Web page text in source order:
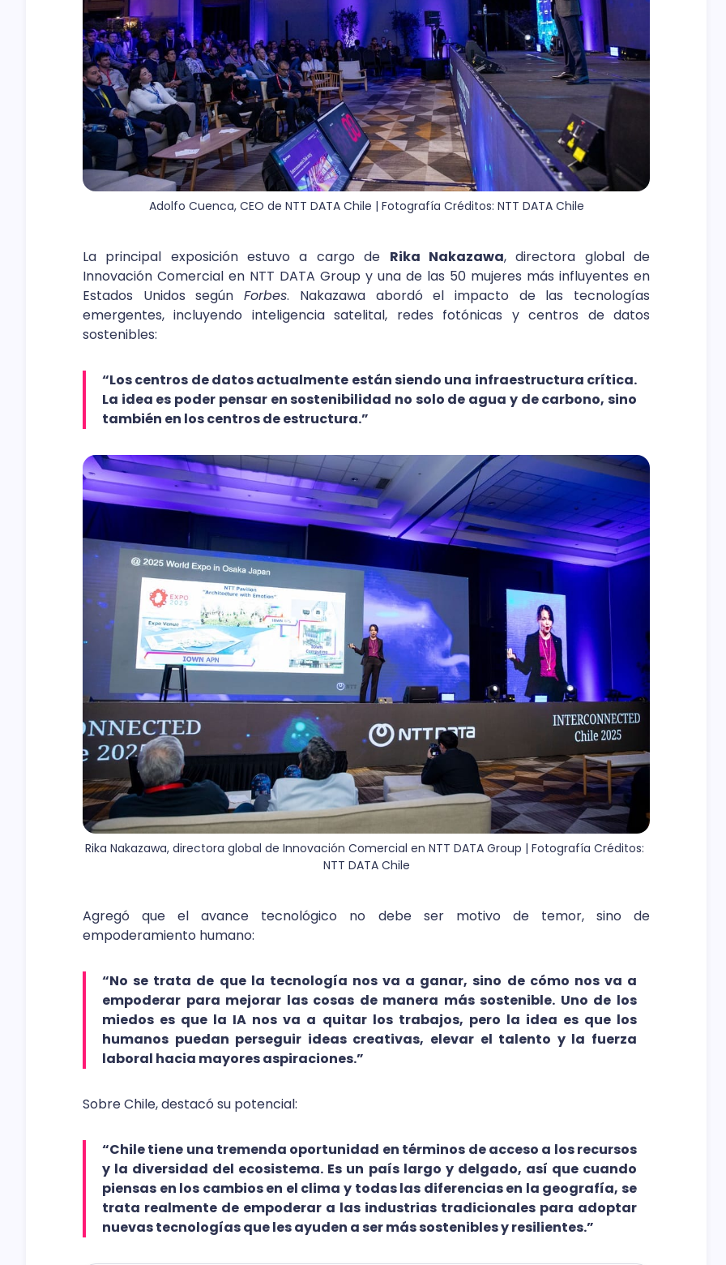
Adolfo Cuenca, CEO de NTT DATA Chile | Fotografía Créditos: NTT DATA Chile
La principal exposición estuvo a cargo de Rika Nakazawa, directora global de
Innovación Comercial en NTT DATA Group y una de las 50 mujeres más influyentes en
Estados Unidos segúnForbes. Nakazawa abordó el impacto de las tecnologías
emergentes, incluyendo inteligencia satelital, redes fotónicas y centros de datos
sostenibles:
“Los centros de datos actualmente están siendo una infraestructura crítica.
La idea es poder pensar en sostenibilidad no solo de agua y de carbono, sino
también en los centros de estructura.”
Rika Nakazawa, directora global de Innovación Comercial en NTT DATA Group | Fotografía Créditos:
NTT DATA Chile
Agregó que el avance tecnológico no debe ser motivo de temor, sino de
empoderamiento humano:
“No se trata de que la tecnología nos va a ganar, sino de cómo nos va a
empoderar para mejorar las cosas de manera más sostenible. Uno de los
miedos es que la IA nos va a quitar los trabajos, pero la idea es que los
humanos puedan perseguir ideas creativas, elevar el talento y la fuerza
laboral hacia mayores aspiraciones.”
Sobre Chile, destacó su potencial:
“Chile tiene una tremenda oportunidad en términos de acceso a los recursos
y la diversidad del ecosistema. Es un país largo y delgado, así que cuando
piensas en los cambios en el clima y todas las diferencias en la geografía, se
trata realmente de empoderar a las industrias tradicionales para adoptar
nuevas tecnologías que les ayuden a ser más sostenibles y resilientes.”